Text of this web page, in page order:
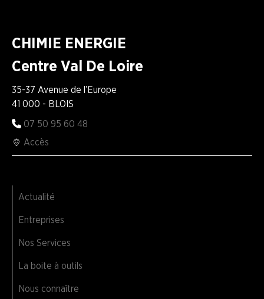
CHIMIE ENERGIE
Centre Val De Loire
35-37 Avenue de l’Europe
41 000 - BLOIS
07 50 95 60 48
Accès
Actualité
Entreprises
Nos Services
La boite à outils
Nous connaître